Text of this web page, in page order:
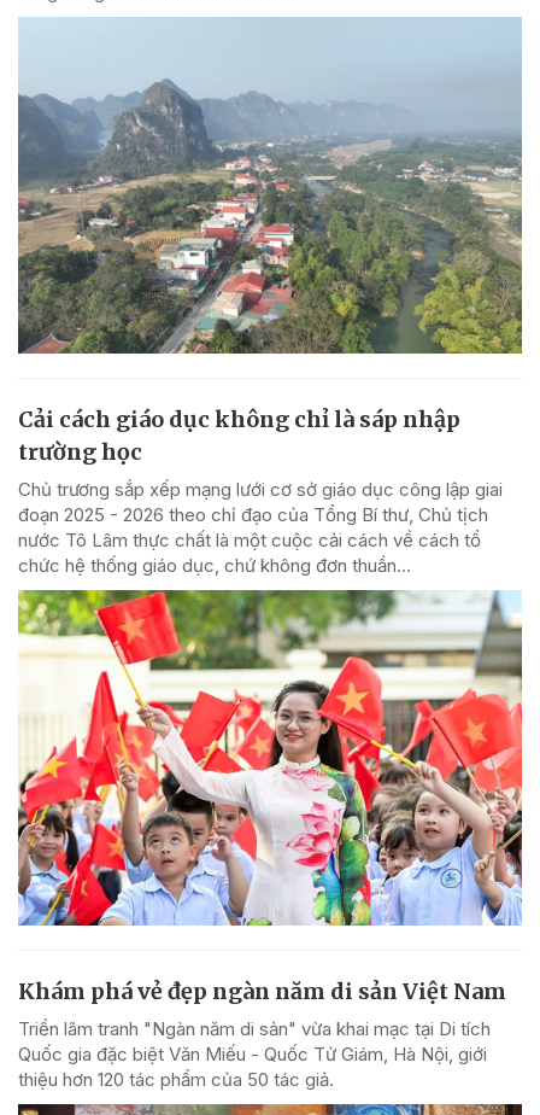
Cải cách giáo dục không chỉ là sáp nhập
trường học
Chủ trương sắp xếp mạng lưới cơ sở giáo dục công lập giai
đoạn 2025 - 2026 theo chỉ đạo của Tổng Bí thư, Chủ tịch
nước Tô Lâm thực chất là một cuộc cải cách về cách tổ
chức hệ thống giáo dục, chứ không đơn thuần...
Khám phá vẻ đẹp ngàn năm di sản Việt Nam
Triển lãm tranh "Ngàn năm di sản" vừa khai mạc tại Di tích
Quốc gia đặc biệt Văn Miếu - Quốc Tử Giám, Hà Nội, giới
thiệu hơn 120 tác phẩm của 50 tác giả.